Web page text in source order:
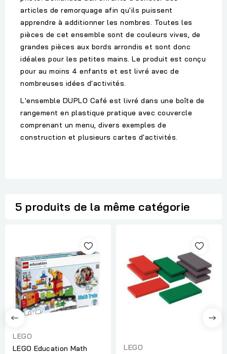
articles de remorquage afin qu'ils puissent
apprendre à additionner les nombres. Toutes les
pièces de cet ensemble sont de couleurs vives, de
grandes pièces aux bords arrondis et sont donc
idéales pour les petites mains. Le produit est conçu
pour au moins 4 enfants et est livré avec de
nombreuses idées d'activités.
L'ensemble DUPLO Café est livré dans une boîte de
rangement en plastique pratique avec couvercle
comprenant un menu, divers exemples de
construction et plusieurs cartes d'activités.
5 produits de la même catégorie
LEGO
LEGO Education Math
LEGO